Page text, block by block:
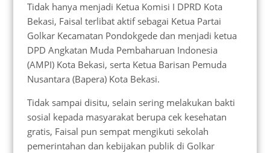
Tidak hanya menjadi Ketua Komisi I DPRD Kota
Bekasi, Faisal terlibat aktif sebagai Ketua Partai
Golkar Kecamatan Pondokgede dan menjadi ketua
DPD Angkatan Muda Pembaharuan Indonesia
(AMPI) Kota Bekasi, serta Ketua Barisan Pemuda
Nusantara (Bapera) Kota Bekasi.
Tidak sampai disitu, selain sering melakukan bakti
sosial kepada masyarakat berupa cek kesehatan
gratis, Faisal pun sempat mengikuti sekolah
pemerintahan dan kebijakan publik di Golkar